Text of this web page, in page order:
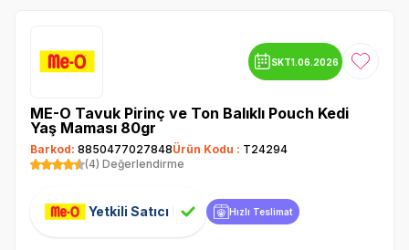
SKT1.06.2026 Favoriye
ME-O Tavuk Pirinç ve Ton Balıklı Pouch Kedi
Yaş Maması 80gr
Barkod: 8850477027848Ürün Kodu : T24294
(4) Değerlendirme
Yetkili Satıcı Hızlı Teslimat